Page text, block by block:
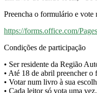
Preencha o formulário e
https://forms.office.com/
Condições de participação
• Ser residente da Região
• Até 18 de abril preencher
• Votar num livro à sua
• Cada leitor só vota uma vez.